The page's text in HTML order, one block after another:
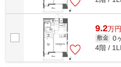
9.2万円
敷金 0
4階 /